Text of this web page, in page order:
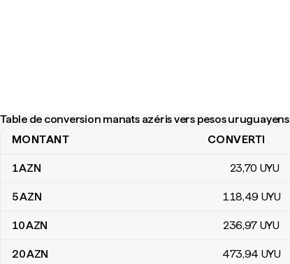
Table de conversion manats azéris vers pesos uruguayens
Table de conversion manats azéris vers pesos uruguayens
MONTANT CONVERTI
1AZN 23,70 UYU
5AZN 118,49 UYU
10AZN 236,97 UYU
20AZN 473,94 UYU